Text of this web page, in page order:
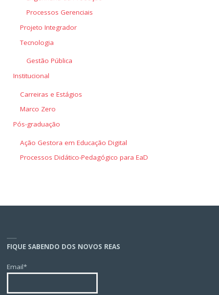
Processos Gerenciais
Projeto Integrador
Tecnologia
Gestão Pública
Institucional
Carreiras e Estágios
Marco Zero
Pós-graduação
Ação Gestora em Educação Digital
Processos Didático-Pedagógico para EaD
FIQUE SABENDO DOS NOVOS REAS
Email*